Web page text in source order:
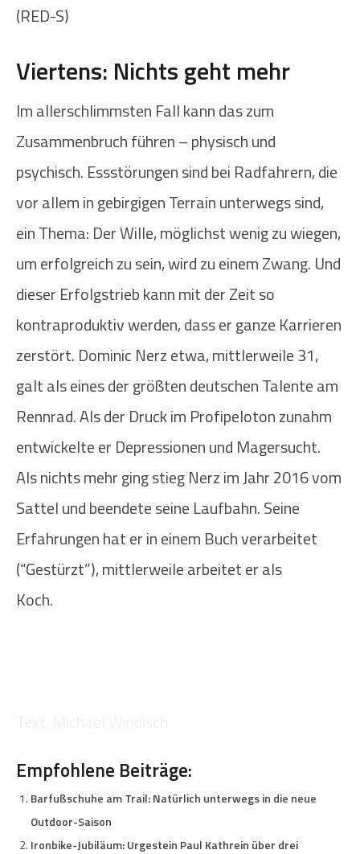
(RED-S)
Viertens: Nichts geht mehr
Im allerschlimmsten Fall kann das zum
Zusammenbruch führen – physisch und
psychisch. Essstörungen sind bei Radfahrern, die
vor allem in gebirgigen Terrain unterwegs sind,
ein Thema: Der Wille, möglichst wenig zu wiegen,
um erfolgreich zu sein, wird zu einem Zwang. Und
dieser Erfolgstrieb kann mit der Zeit so
kontraproduktiv werden, dass er ganze Karrieren
zerstört. Dominic Nerz etwa, mittlerweile 31,
galt als eines der größten deutschen Talente am
Rennrad. Als der Druck im Profipeloton zunahm
entwickelte er Depressionen und Magersucht.
Als nichts mehr ging stieg Nerz im Jahr 2016 vom
Sattel und beendete seine Laufbahn. Seine
Erfahrungen hat er in einem Buch verarbeitet
(“Gestürzt”), mittlerweile arbeitet er als
Koch.
Empfohlene Beiträge:
Barfußschuhe am Trail: Natürlich unterwegs in die neue
Outdoor-Saison
Ironbike-Jubiläum: Urgestein Paul Kathrein über drei